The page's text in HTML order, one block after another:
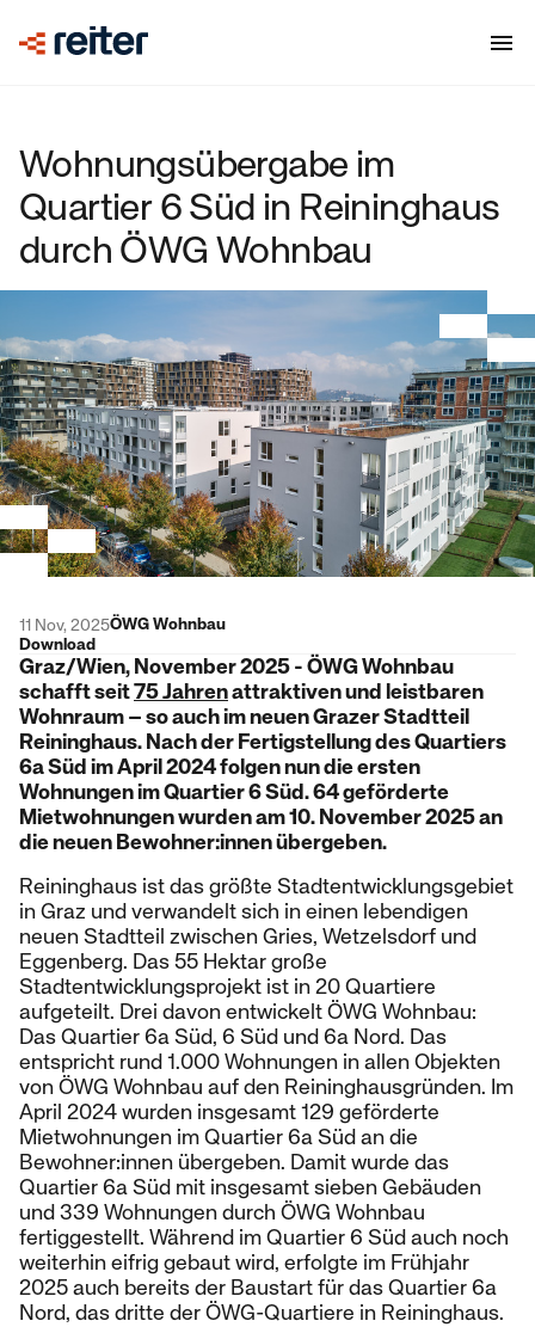
Wohnungsübergabe im
Quartier 6 Süd in Reininghaus
durch ÖWG Wohnbau
11 Nov, 2025ÖWG Wohnbau
Download
Graz/Wien, November 2025 - ÖWG Wohnbau
schafft seit75 Jahrenattraktiven und leistbaren
Wohnraum – so auch im neuen Grazer Stadtteil
Reininghaus. Nach der Fertigstellung des Quartiers
6a Süd im April 2024 folgen nun die ersten
Wohnungen im Quartier 6 Süd. 64 geförderte
Mietwohnungen wurden am 10. November 2025 an
die neuen Bewohner:innen übergeben.
Reininghaus ist das größte Stadtentwicklungsgebiet
in Graz und verwandelt sich in einen lebendigen
neuen Stadtteil zwischen Gries, Wetzelsdorf und
Eggenberg. Das 55 Hektar große
Stadtentwicklungsprojekt ist in 20 Quartiere
aufgeteilt. Drei davon entwickelt ÖWG Wohnbau:
Das Quartier 6a Süd, 6 Süd und 6a Nord. Das
entspricht rund 1.000 Wohnungen in allen Objekten
von ÖWG Wohnbau auf den Reininghausgründen. Im
April 2024 wurden insgesamt 129 geförderte
Mietwohnungen im Quartier 6a Süd an die
Bewohner:innen übergeben. Damit wurde das
Quartier 6a Süd mit insgesamt sieben Gebäuden
und 339 Wohnungen durch ÖWG Wohnbau
fertiggestellt. Während im Quartier 6 Süd auch noch
weiterhin eifrig gebaut wird, erfolgte im Frühjahr
2025 auch bereits der Baustart für das Quartier 6a
Nord, das dritte der ÖWG-Quartiere in Reininghaus.